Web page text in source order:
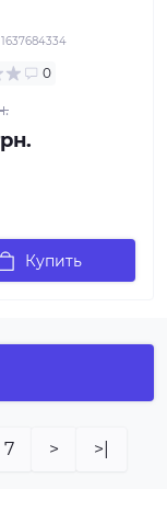
1637684334
0
Купить
7 > >|